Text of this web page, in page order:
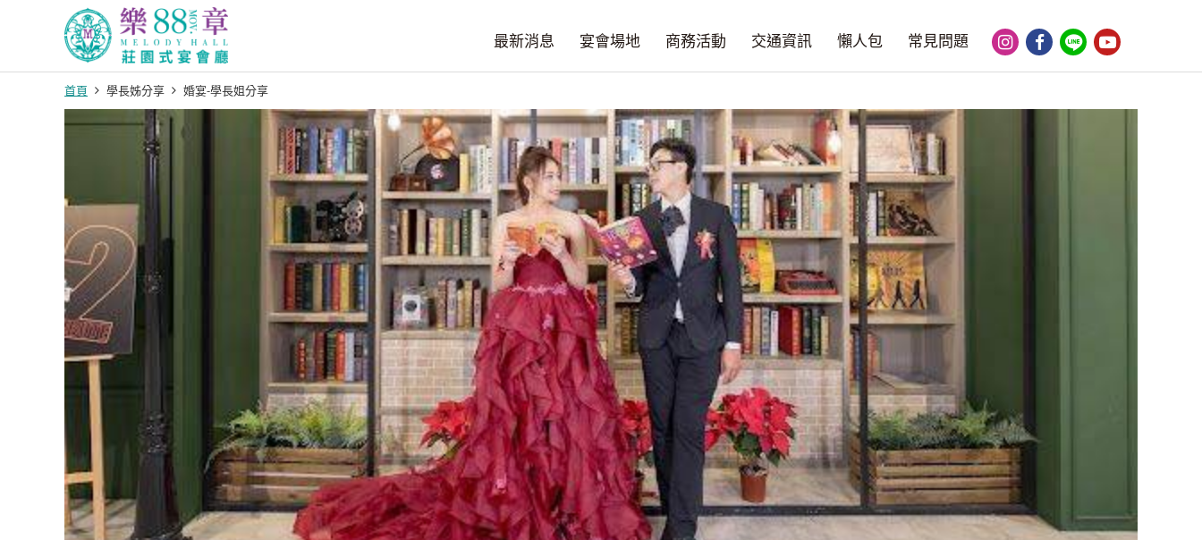
最新消息 宴會場地 商務活動 交通資訊 懶人包 常見問題
首頁 學長姊分享 婚宴-學長姐分享